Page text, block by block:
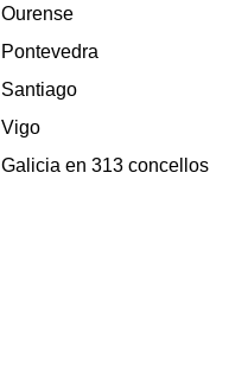
Ourense
Pontevedra
Santiago
Vigo
Galicia en 313 concellos